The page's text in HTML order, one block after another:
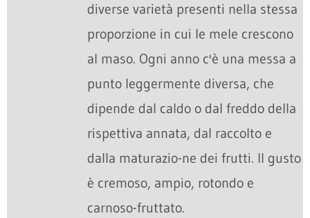
diverse varietà presenti nella stessa
proporzione in cui le mele crescono
al maso. Ogni anno c'è una messa a
punto leggermente diversa, che
dipende dal caldo o dal freddo della
rispettiva annata, dal raccolto e
dalla maturazio-ne dei frutti. Il gusto
è cremoso, ampio, rotondo e
carnoso-fruttato.